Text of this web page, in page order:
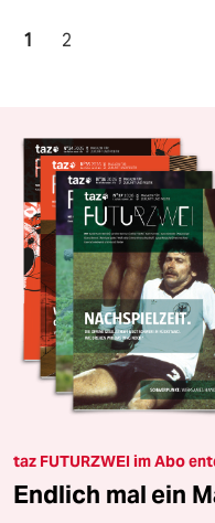
1 2
taz FUTURZWEI im Abo
Endlich mal ein